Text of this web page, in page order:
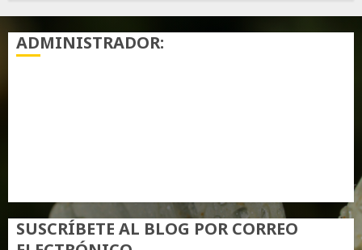
ADMINISTRADOR:
SUSCRÍBETE AL BLOG POR CORREO